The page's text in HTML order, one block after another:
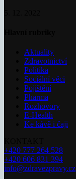
Aktuality
Zdravotnictví
Politika
Sociální věci
Pojištění
Pharma
Rozhovory
E-Health
Ke kávě i čaji
+420 777 264 528
+420 606 831 394
info@zdravezpravy.cz